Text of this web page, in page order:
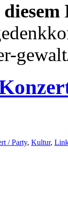
/ Party, Kultur,